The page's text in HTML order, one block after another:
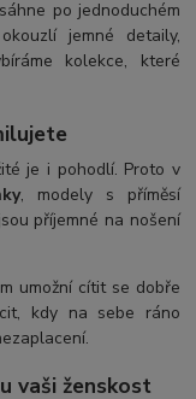
po jednoduchém
jemné detaily,
kolekce, které
je i pohodlí. Proto v
, modely s příměsí
příjemné na nošení
umožní cítit se dobře
kdy na sebe ráno
vaši ženskost